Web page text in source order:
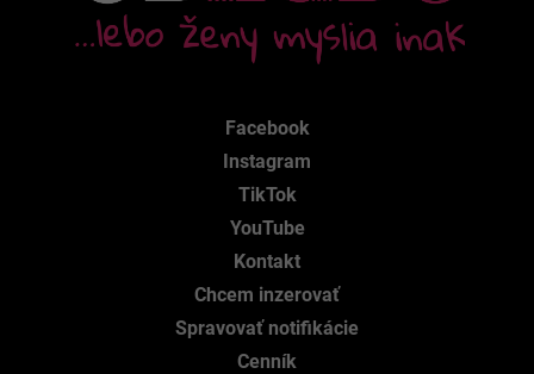
Facebook
Instagram
TikTok
YouTube
Kontakt
Chcem inzerovať
Spravovať notifikácie
Cenník